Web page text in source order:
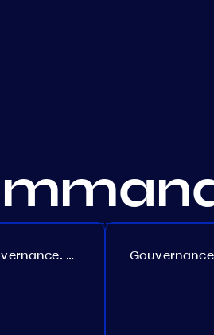
Coreum governance. Proposal №22